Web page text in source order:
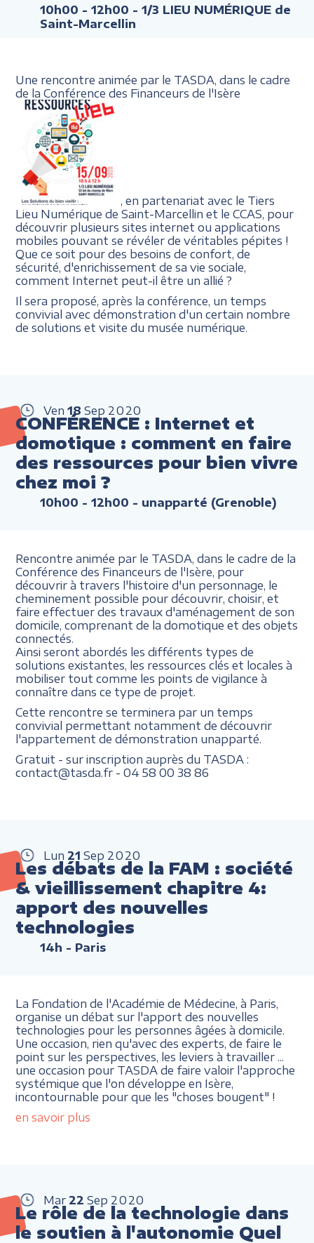
10h00 - 12h00 - 1/3 LIEU NUMÉRIQUE de
Saint-Marcellin
Une rencontre animée par le TASDA, dans le cadre
de la Conférence des Financeurs de l'Isère
, en partenariat avec le Tiers
Lieu Numérique de Saint-Marcellin et le CCAS, pour
découvrir plusieurs sites internet ou applications
mobiles pouvant se révéler de véritables pépites !
Que ce soit pour des besoins de confort, de
sécurité, d'enrichissement de sa vie sociale,
comment Internet peut-il être un allié ?
Il sera proposé, après la conférence, un temps
convivial avec démonstration d'un certain nombre
de solutions et visite du musée numérique.
Ven 18 Sep 2020
CONFÉRENCE : Internet et
domotique : comment en faire
des ressources pour bien vivre
chez moi ?
10h00 - 12h00 - unapparté (Grenoble)
Rencontre animée par le TASDA, dans le cadre de la
Conférence des Financeurs de l'Isère, pour
découvrir à travers l'histoire d'un personnage, le
cheminement possible pour découvrir, choisir, et
faire effectuer des travaux d'aménagement de son
domicile, comprenant de la domotique et des objets
connectés.
Ainsi seront abordés les différents types de
solutions existantes, les ressources clés et locales à
mobiliser tout comme les points de vigilance à
connaître dans ce type de projet.
Cette rencontre se terminera par un temps
convivial permettant notamment de découvrir
l'appartement de démonstration unapparté.
Gratuit - sur inscription auprès du TASDA :
contact@tasda.fr - 04 58 00 38 86
Lun 21 Sep 2020
Les débats de la FAM : société
& vieillissement chapitre 4:
apport des nouvelles
technologies
14h - Paris
La Fondation de l'Académie de Médecine, à Paris,
organise un débat sur l'apport des nouvelles
technologies pour les personnes âgées à domicile.
Une occasion, rien qu'avec des experts, de faire le
point sur les perspectives, les leviers à travailler ...
une occasion pour TASDA de faire valoir l'approche
systémique que l'on développe en Isère,
incontournable pour que les "choses bougent" !
en savoir plus
Mar 22 Sep 2020
Le rôle de la technologie dans
le soutien à l'autonomie Quel